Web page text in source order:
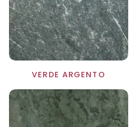
VERDE ARGENTO